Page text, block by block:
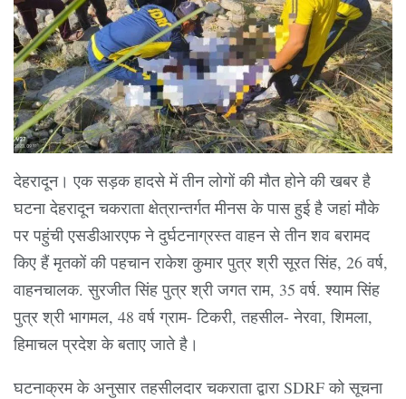
देहरादून। एक सड़क हादसे में तीन लोगों की मौत होने की खबर है
घटना देहरादून चकराता क्षेत्रान्तर्गत मीनस के पास हुई है जहां मौके
पर पहुंची एसडीआरएफ ने दुर्घटनाग्रस्त वाहन से तीन शव बरामद
किए हैं मृतकों की पहचान राकेश कुमार पुत्र श्री सूरत सिंह, 26 वर्ष,
वाहनचालक. सुरजीत सिंह पुत्र श्री जगत राम, 35 वर्ष. श्याम सिंह
पुत्र श्री भागमल, 48 वर्ष ग्राम- टिकरी, तहसील- नेरवा, शिमला,
हिमाचल प्रदेश के बताए जाते है।
घटनाक्रम के अनुसार तहसीलदार चकराता द्वारा SDRF को सूचना